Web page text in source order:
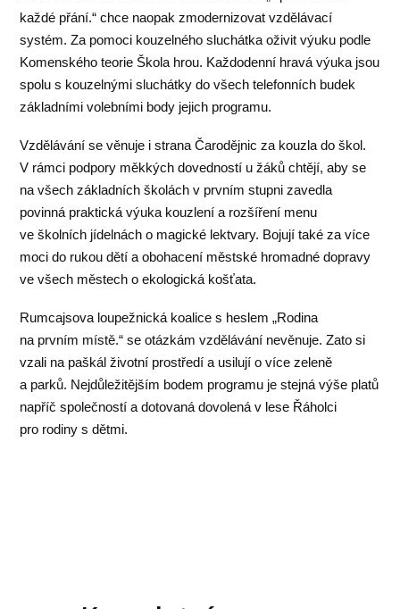
každé přání.“ chce naopak zmodernizovat vzdělávací
systém. Za pomoci kouzelného sluchátka oživit výuku podle
Komenského teorie Škola hrou. Každodenní hravá výuka jsou
spolu s kouzelnými sluchátky do všech telefonních budek
základními volebními body jejich programu.
Vzdělávání se věnuje i strana Čarodějnic za kouzla do škol.
V rámci podpory měkkých dovedností u žáků chtějí, aby se
na všech základních školách v prvním stupni zavedla
povinná praktická výuka kouzlení a rozšíření menu
ve školních jídelnách o magické lektvary. Bojují také za více
moci do rukou dětí a obohacení městské hromadné dopravy
ve všech městech o ekologická košťata.
Rumcajsova loupežnická koalice s heslem „Rodina
na prvním místě.“ se otázkám vzdělávání nevěnuje. Zato si
vzali na paškál životní prostředí a usilují o více zeleně
a parků. Nejdůležitějším bodem programu je stejná výše platů
napříč společností a dotovaná dovolená v lese Řáholci
pro rodiny s dětmi.